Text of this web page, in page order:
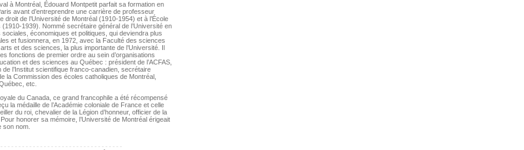
à Montréal, Édouard Montpetit parfait sa formation en
avant d’entreprendre une carrière de professeur
droit de l’Université de Montréal (1910-1954) et à l’École
1939). Nommé secrétaire général de l’Université en
sociales, économiques et politiques, qui deviendra plus
et fusionnera, en 1972, avec la Faculté des sciences
et des sciences, la plus importante de l’Université. Il
fonctions de premier ordre au sein d’organisations
et des sciences au Québec : président de l’ACFAS,
l’Institut scientifique franco-canadien, secrétaire
la Commission des écoles catholiques de Montréal,
etc.
du Canada, ce grand francophile a été récompensé
la médaille de l’Académie coloniale de France et celle
du roi, chevalier de la Légion d’honneur, officier de la
honorer sa mémoire, l’Université de Montréal érigeait
son nom.